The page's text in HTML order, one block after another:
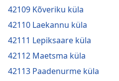
42109 Kõveriku küla
42110 Laekannu küla
42111 Lepiksaare küla
42112 Maetsma küla
42113 Paadenurme küla